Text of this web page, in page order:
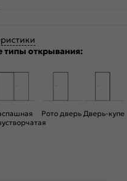
открывания:
Рото дверь Дверь-купе